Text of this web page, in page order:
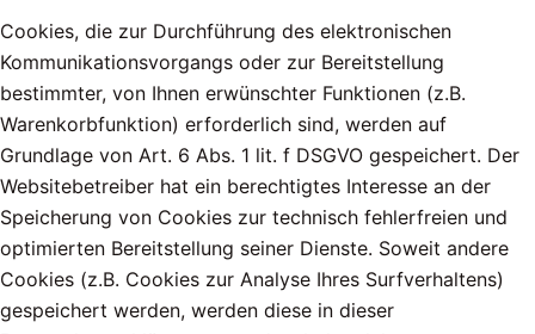
Cookies, die zur Durchführung des elektronischen
Kommunikationsvorgangs oder zur Bereitstellung
bestimmter, von Ihnen erwünschter Funktionen (z.B.
Warenkorbfunktion) erforderlich sind, werden auf
Grundlage von Art. 6 Abs. 1 lit. f DSGVO gespeichert. Der
Websitebetreiber hat ein berechtigtes Interesse an der
Speicherung von Cookies zur technisch fehlerfreien und
optimierten Bereitstellung seiner Dienste. Soweit andere
Cookies (z.B. Cookies zur Analyse Ihres Surfverhaltens)
gespeichert werden, werden diese in dieser